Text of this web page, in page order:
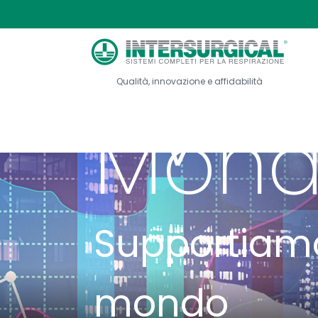
Qualità, innovazione e affidabilità
Rete
mondo